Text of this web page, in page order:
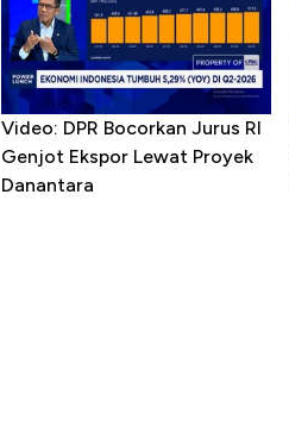
Video: DPR Bocorkan Jurus RI
Genjot Ekspor Lewat Proyek
Danantara